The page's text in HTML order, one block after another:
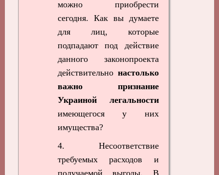
можно приобрести
сегодня. Как вы думаете
для лиц, которые
подпадают под действие
данного законопроекта
действительно настолько
важно признание
Украиной легальности
имеющегося у них
имущества?
4. Несоответствие
требуемых расходов и
получаемой выгоды. В